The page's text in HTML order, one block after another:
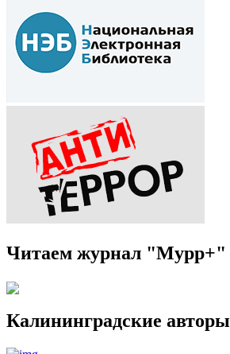
Читаем журнал "Мурр+"
Калининградские авторы